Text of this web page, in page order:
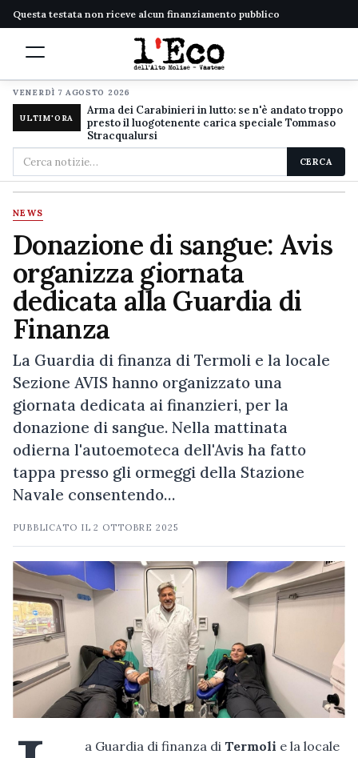
Questa testata non riceve alcun finanziamento pubblico
VENERDÌ 7 AGOSTO 2026
ULTIM'ORA
Arma dei Carabinieri in lutto: se n'è andato troppo
presto il luogotenente carica speciale Tommaso
Stracqualursi
Cerca
nel
sito
CERCA
NEWS
Donazione di sangue: Avis
organizza giornata
dedicata alla Guardia di
Finanza
La Guardia di finanza di Termoli e la locale
Sezione AVIS hanno organizzato una
giornata dedicata ai finanzieri, per la
donazione di sangue. Nella mattinata
odierna l'autoemoteca dell'Avis ha fatto
tappa presso gli ormeggi della Stazione
Navale consentendo…
PUBBLICATO IL2 OTTOBRE 2025
a Guardia di finanza di Termoli e la locale